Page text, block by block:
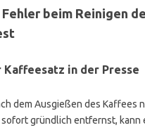
beim Reinigen
Kaffeesatz in der Presse
dem Ausgießen des Kaffees
gründlich entfernst, kann